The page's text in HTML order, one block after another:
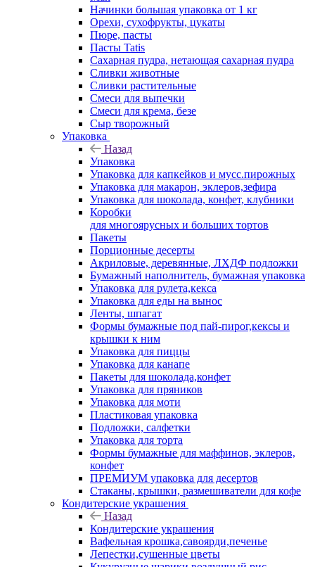
Начинки большая упаковка от 1 кг
Орехи, сухофрукты, цукаты
Пюре, пасты
Пасты Tatis
Сахарная пудра, нетающая сахарная пудра
Сливки животные
Сливки растительные
Смеси для выпечки
Смеси для крема, безе
Сыр творожный
Упаковка
Назад
Упаковка
Упаковка для капкейков и мусс.пирожных
Упаковка для макарон, эклеров,зефира
Упаковка для шоколада, конфет, клубники
Коробки
для многоярусных и больших тортов
Пакеты
Порционные десерты
Акриловые, деревянные, ЛХДФ подложки
Бумажный наполнитель, бумажная упаковка
Упаковка для рулета,кекса
Упаковка для еды на вынос
Ленты, шпагат
Формы бумажные под пай-пирог,кексы и
крышки к ним
Упаковка для пиццы
Упаковка для канапе
Пакеты для шоколада,конфет
Упаковка для пряников
Упаковка для моти
Пластиковая упаковка
Подложки, салфетки
Упаковка для торта
Формы бумажные для маффинов, эклеров,
конфет
ПРЕМИУМ упаковка для десертов
Стаканы, крышки, размешиватели для кофе
Кондитерские украшения
Назад
Кондитерские украшения
Вафельная крошка,савоярди,печенье
Лепестки,сушенные цветы